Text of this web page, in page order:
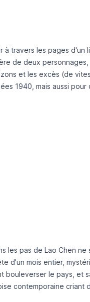
à travers les pages d'un
de deux personnages,
et les excès (de
1940, mais aussi pour
les pas de Lao Chen
d'un mois entier,
bouleverser le pays, et
contemporaine criant